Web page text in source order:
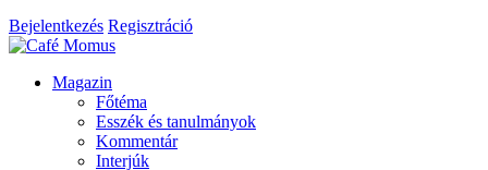
Bejelentkezés Regisztráció
Magazin
Főtéma
Esszék és tanulmányok
Kommentár
Interjúk